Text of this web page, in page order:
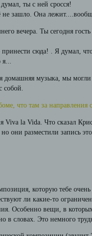
ты с ней сросся!
зашло. Она
вечера. Ты сегодня
сюда! . Я думал,
домашняя музыка, мы могли
собой.
что там за
Viva la Vida. Что сказал
они разместили запись
которую тебе
ли какие-то
Особенно вещи, в
в словах. Это немного